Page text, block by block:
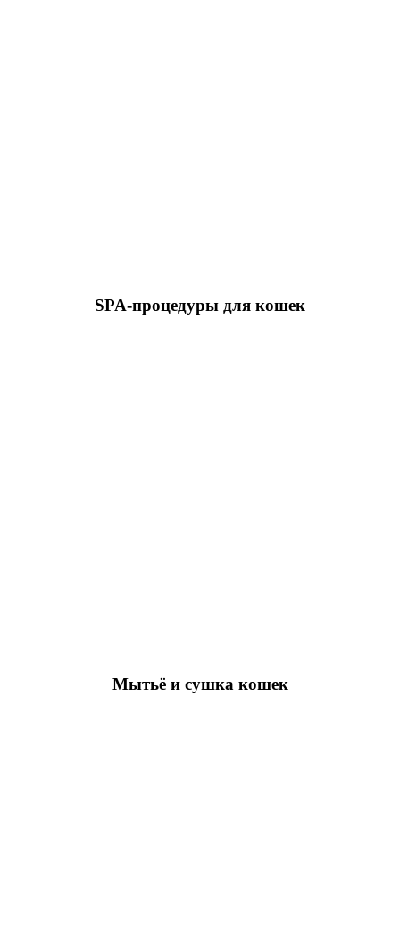
SPA-процедуры для кошек
Мытьё и сушка кошек